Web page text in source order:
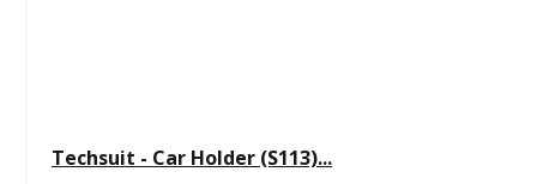
Techsuit - Car Holder (S113)...